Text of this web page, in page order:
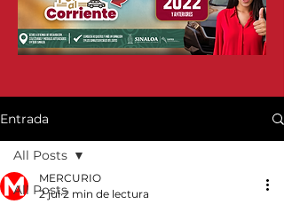
Entrada
All Posts
All Posts
MERCURIO
2 jul 2 min de lectura